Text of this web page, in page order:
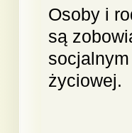
Osoby i
są
życiowej.